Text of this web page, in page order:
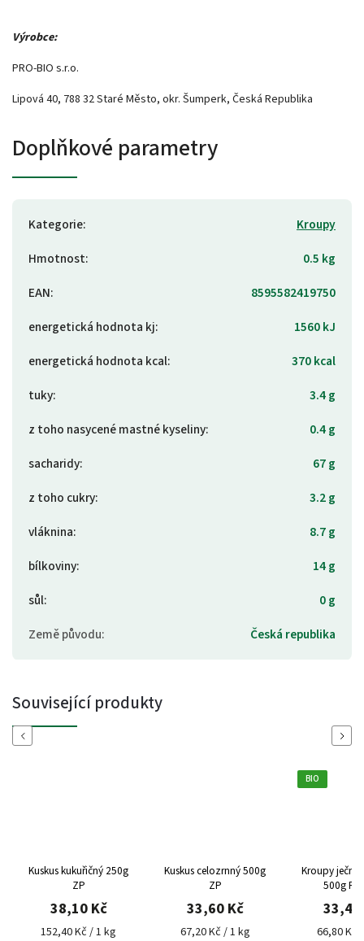
Výrobce:
PRO-BIO s.r.o.
Lipová 40, 788 32 Staré Město, okr. Šumperk, Česká Republika
Doplňkové parametry
Kategorie:
Kroupy
Hmotnost:
0.5 kg
EAN:
8595582419750
energetická hodnota kj:
1560 kJ
energetická hodnota kcal:
370 kcal
tuky:
3.4 g
z toho nasycené mastné kyseliny:
0.4 g
sacharidy:
67 g
z toho cukry:
3.2 g
vláknina:
8.7 g
bílkoviny:
14 g
sůl:
0 g
Země původu: Česká republika
Související produkty
Previous
Kuskus kukuřičný 250g
ZP
38,10 Kč
152,40 Kč / 1 kg
Kuskus celozrnný 500g
ZP
33,60 Kč
67,20 Kč / 1 kg
BIO
Kroupy ječné
500g
33,40
66,80 Kč
Next